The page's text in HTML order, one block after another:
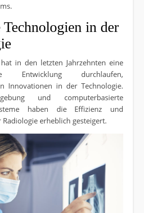
in der
in den letzten Jahrzehnten eine
Entwicklung durchlaufen,
Innovationen in der Technologie.
und computerbasierte
haben die Effizienz und
Radiologie erheblich gesteigert.